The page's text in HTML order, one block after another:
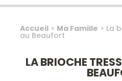
Accueil > Ma Famille > La
au Beaufort
LA BRIOCHE